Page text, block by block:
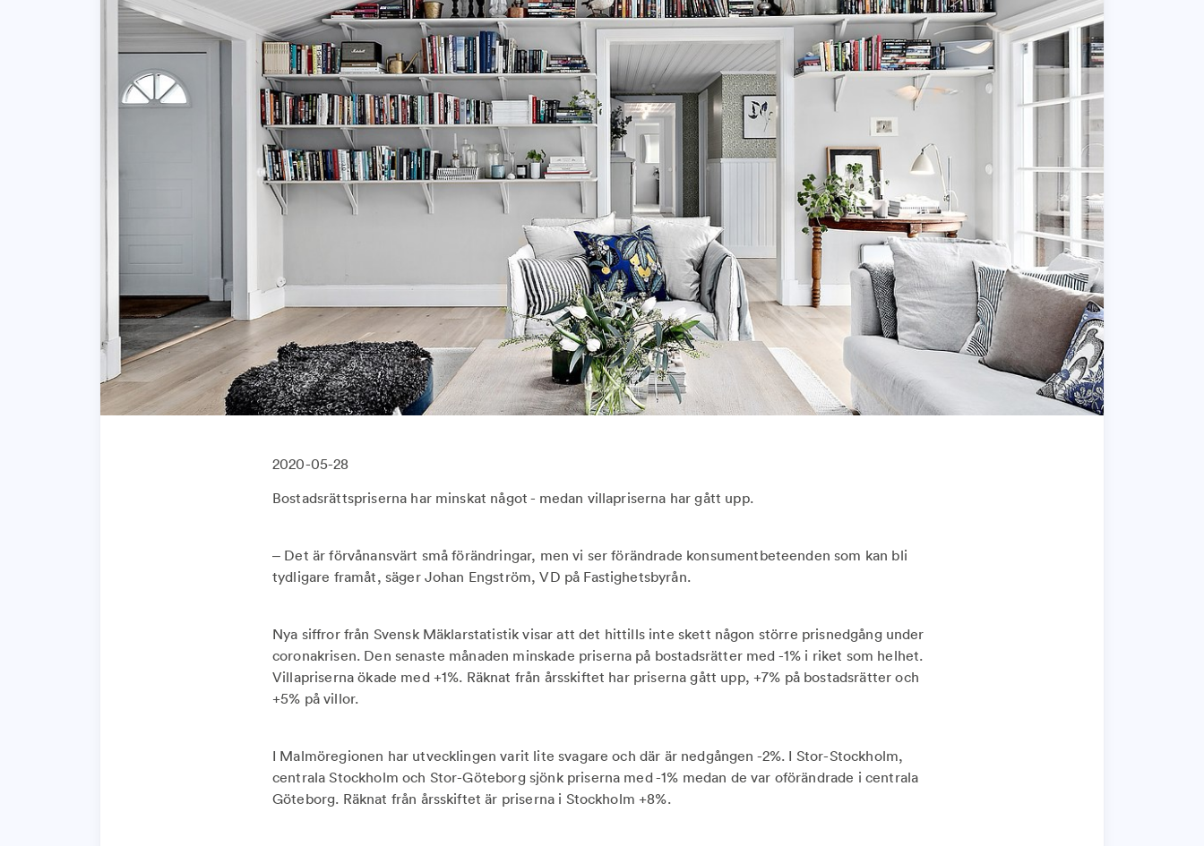
2020-05-28
Bostadsrättspriserna har minskat något - medan villapriserna har gått upp.
– Det är förvånansvärt små förändringar, men vi ser förändrade konsumentbeteenden som kan bli
tydligare framåt, säger Johan Engström, VD på Fastighetsbyrån.
Nya siffror från Svensk Mäklarstatistik visar att det hittills inte skett någon större prisnedgång under
coronakrisen. Den senaste månaden minskade priserna på bostadsrätter med -1% i riket som helhet.
Villapriserna ökade med +1%. Räknat från årsskiftet har priserna gått upp, +7% på bostadsrätter och
+5% på villor.
I Malmöregionen har utvecklingen varit lite svagare och där är nedgången -2%. I Stor-Stockholm,
centrala Stockholm och Stor-Göteborg sjönk priserna med -1% medan de var oförändrade i centrala
Göteborg. Räknat från årsskiftet är priserna i Stockholm +8%.